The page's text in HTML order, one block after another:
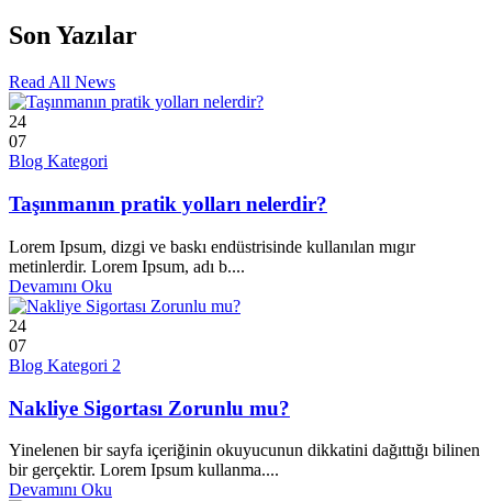
Son Yazılar
Read All News
24
07
Blog Kategori
Taşınmanın pratik yolları nelerdir?
Lorem Ipsum, dizgi ve baskı endüstrisinde kullanılan mıgır
metinlerdir. Lorem Ipsum, adı b....
Devamını Oku
24
07
Blog Kategori 2
Nakliye Sigortası Zorunlu mu?
Yinelenen bir sayfa içeriğinin okuyucunun dikkatini dağıttığı bilinen
bir gerçektir. Lorem Ipsum kullanma....
Devamını Oku